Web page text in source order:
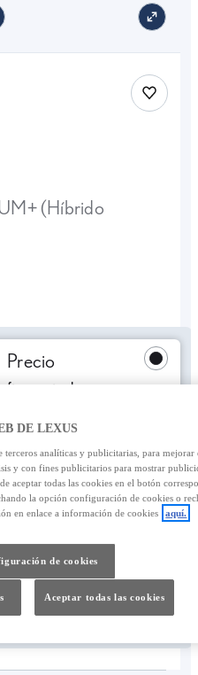
(Híbrido
Save car
Precio
financiado
780,14 €
/mes
financiación
Última cuota:
DE LEXUS
analíticas y publicitarias, para mejorar
y con fines publicitarios para mostrar
aceptar todas las cookies en el botón
la opción configuración de cookies o
en enlace a información de cookies aquí.
de cookies
Aceptar todas las cookies